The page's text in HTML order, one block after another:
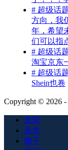
# 超级话
方向，我
年，希望
们可以指
# 超级话
淘宝京东
# 超级话
Shein也卷
Copyright © 2026
发现
悬赏
圈子